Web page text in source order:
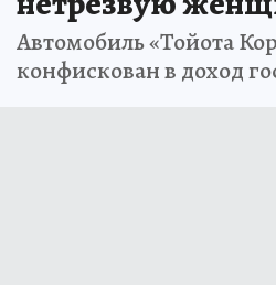
Автомобиль «Тойота
конфискован в доход